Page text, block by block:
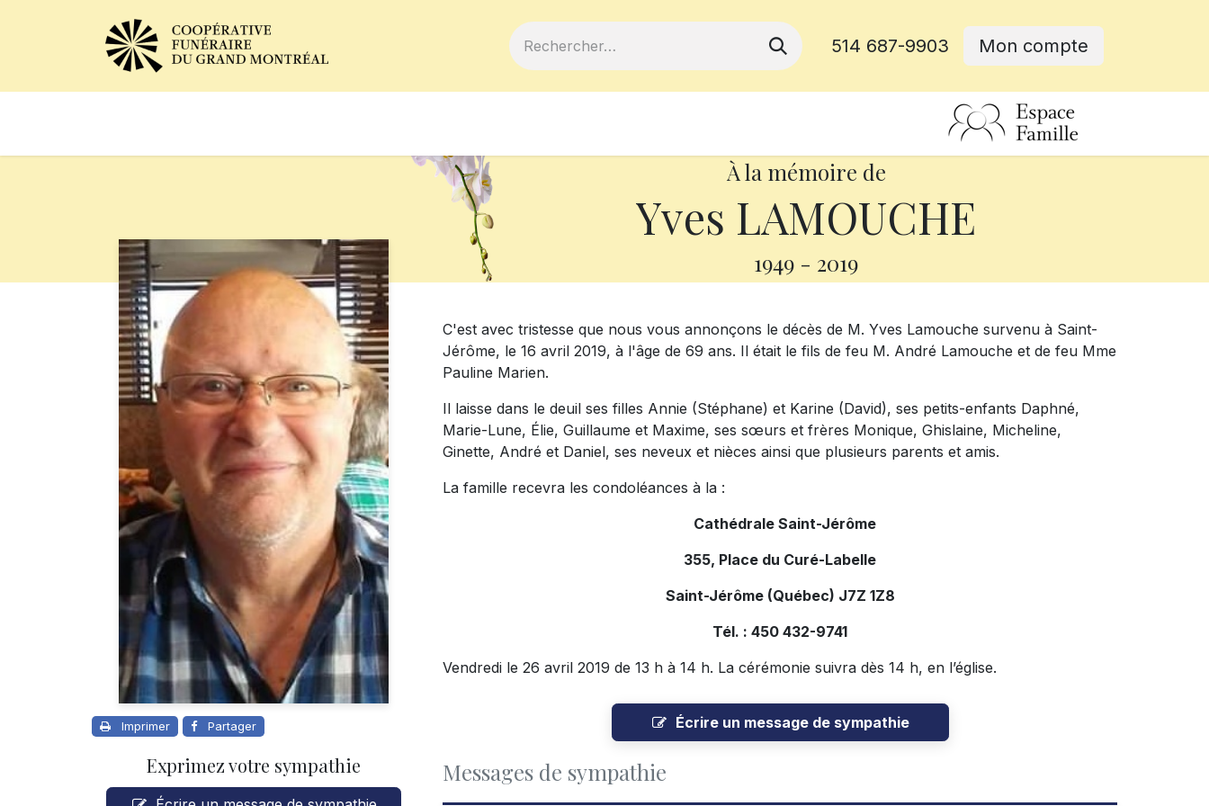
514 687-9903 Mon compte
À la mémoire de
Yves LAMOUCHE
1949 - 2019
Imprimer Partager
Exprimez votre sympathie
C'est avec tristesse que nous vous annonçons le décès de M. Yves Lamouche survenu à Saint-
Jérôme, le 16 avril 2019, à l'âge de 69 ans. Il était le fils de feu M. André Lamouche et de feu Mme
Pauline Marien.
Il laisse dans le deuil ses filles Annie (Stéphane) et Karine (David), ses petits-enfants Daphné,
Marie-Lune, Élie, Guillaume et Maxime, ses sœurs et frères Monique, Ghislaine, Micheline,
Ginette, André et Daniel, ses neveux et nièces ainsi que plusieurs parents et amis.
La famille recevra les condoléances à la :
Cathédrale Saint-Jérôme
355, Place du Curé-Labelle
Saint-Jérôme (Québec) J7Z 1Z8
Tél. : 450 432-9741
Vendredi le 26 avril 2019 de 13 h à 14 h. La cérémonie suivra dès 14 h, en l’église.
Écrire un message de sympathie
Messages de sympathie